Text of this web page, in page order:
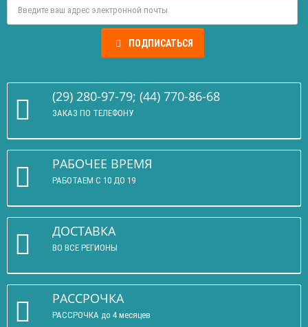
ПОДПИСАТЬСЯ
(29) 280-97-79; (44) 770-86-68
ЗАКАЗ ПО ТЕЛЕФОНУ
РАБОЧЕЕ ВРЕМЯ
РАБОТАЕМ С 10 ДО 19
ДОСТАВКА
ВО ВСЕ РЕГИОНЫ
РАССРОЧКА
РАССРОЧКА до 4 месяцев